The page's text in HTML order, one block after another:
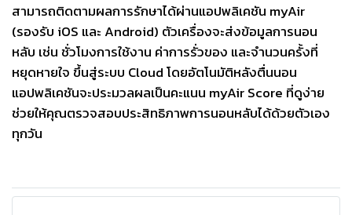
สามารถติดตามผลการรักษาได้ผ่านแอปพลิเคชัน myAir
(รองรับ iOS และ Android) ตัวเครื่องจะส่งข้อมูลการนอน
หลับ เช่น ชั่วโมงการใช้งาน ค่าการรั่วของ และจำนวนครั้งที่
หยุดหายใจ ขึ้นสู่ระบบ Cloud โดยอัตโนมัติหลังตื่นนอน
แอปพลิเคชันจะประมวลผลเป็นคะแนน myAir Score ที่ดูง่าย
ช่วยให้คุณตรวจสอบประสิทธิภาพการนอนหลับได้ด้วยตัวเอง
ทุกวัน